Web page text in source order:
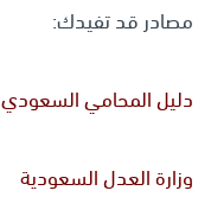
مصادر قد تفيدك:
دليل المحامي السعودي
وزارة العدل السعودية